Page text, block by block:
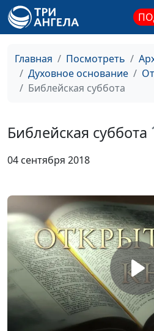
Главная Посмотреть
Духовное основание
Библейская суббота
Библейская суббота
04 сентября 2018
руководству
Христианство и политика
Библейский образ лидера
Свобода совести